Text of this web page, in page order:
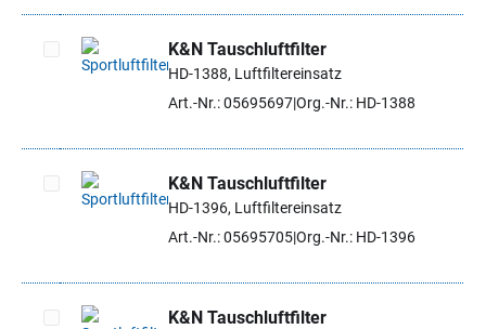
Artikel auswählen
K&N Tauschluftfilter
HD-1388, Luftfiltereinsatz
Art.-Nr.: 05695697Org.-Nr.: HD-1388
Artikel auswählen
K&N Tauschluftfilter
HD-1396, Luftfiltereinsatz
Art.-Nr.: 05695705Org.-Nr.: HD-1396
K&N Tauschluftfilter